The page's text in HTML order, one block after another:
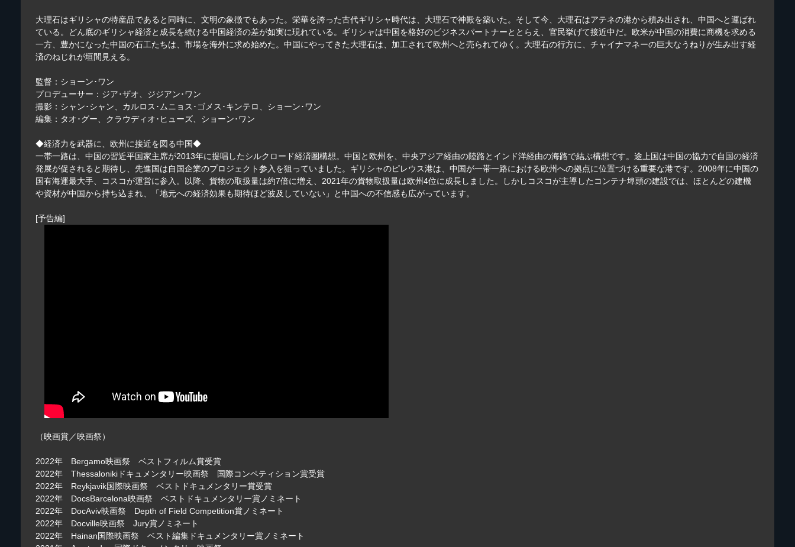
大理石はギリシャの特産品であると同時に、文明の象徴でもあった。栄華を誇った古代ギリシャ時代は、大理石で神殿を築いた。そして今、大理石はアテネの港から積み出され、中国へと運ばれ
ている。どん底のギリシャ経済と成長を続ける中国経済の差が如実に現れている。ギリシャは中国を格好のビジネスパートナーととらえ、官民挙げて接近中だ。欧米が中国の消費に商機を求める
一方、豊かになった中国の石工たちは、市場を海外に求め始めた。中国にやってきた大理石は、加工されて欧州へと売られてゆく。大理石の行方に、チャイナマネーの巨大なうねりが生み出す経
済のねじれが垣間見える。
監督：ショーン･ワン
プロデューサー：ジア･ザオ、ジジアン･ワン
撮影：シャン･シャン、カルロス･ムニョス･ゴメス･キンテロ、ショーン･ワン
編集：タオ･グー、クラウディオ･ヒューズ、ショーン･ワン
◆経済力を武器に、欧州に接近を図る中国◆
一帯一路は、中国の習近平国家主席が2013年に提唱したシルクロード経済圏構想。中国と欧州を、中央アジア経由の陸路とインド洋経由の海路で結ぶ構想です。途上国は中国の協力で自国の経済
発展が促されると期待し、先進国は自国企業のプロジェクト参入を狙っていました。ギリシャのピレウス港は、中国が一帯一路における欧州への拠点に位置づける重要な港です。2008年に中国の
国有海運最大手、コスコが運営に参入。以降、貨物の取扱量は約7倍に増え、2021年の貨物取扱量は欧州4位に成長しました。しかしコスコが主導したコンテナ埠頭の建設では、ほとんどの建機
や資材が中国から持ち込まれ、「地元への経済効果も期待ほど波及していない」と中国への不信感も広がっています。
[予告編]
（映画賞／映画祭）
2022年 Bergamo映画祭 ベストフィルム賞受賞
2022年 Thessalonikiドキュメンタリー映画祭 国際コンペティション賞受賞
2022年 Reykjavik国際映画祭 ベストドキュメンタリー賞受賞
2022年 DocsBarcelona映画祭 ベストドキュメンタリー賞ノミネート
2022年 DocAviv映画祭 Depth of Field Competition賞ノミネート
2022年 Docville映画祭 Jury賞ノミネート
2022年 Hainan国際映画祭 ベスト編集ドキュメンタリー賞ノミネート